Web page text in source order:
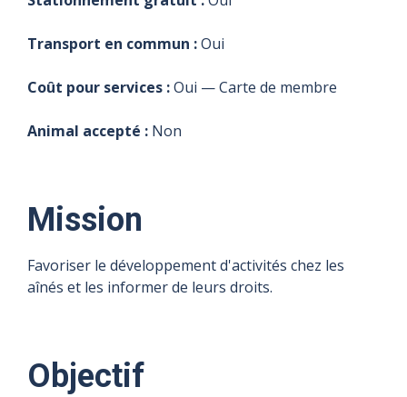
Transport en commun :Oui
Coût pour services :Oui — Carte de membre
Animal accepté : Non
Mission
Favoriser le développement d'activités chez les
aînés et les informer de leurs droits.
Objectif